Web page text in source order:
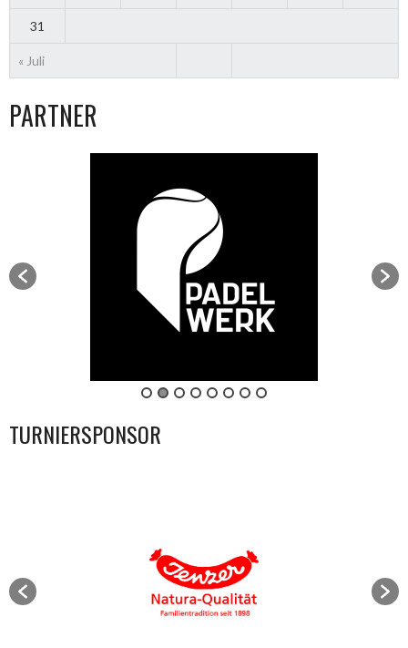
« Juli
31
PARTNER
TURNIERSPONSOR